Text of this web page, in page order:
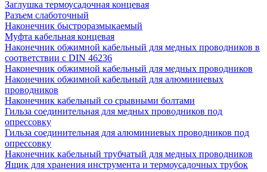
Заглушка термоусадочная концевая
Разъем слаботочный
Наконечник быстроразмыкаемый
Муфта кабельная концевая
Наконечник обжимной кабельный для медных проводников в
соответствии с DIN 46236
Наконечник обжимной кабельный для медных проводников
Наконечник обжимной кабельный для алюминиевых
проводников
Наконечник кабельный со срывными болтами
Гильза соединительная для медных проводников под
опрессовку
Гильза соединительная для алюминиевых проводников под
опрессовку
Наконечник кабельный трубчатый для медных проводников
Ящик для хранения инструмента и термоусадочных трубок